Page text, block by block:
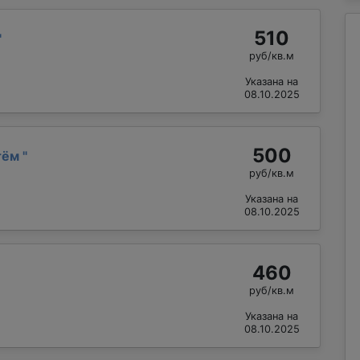
510
руб/кв.м
Указана на
08.10.2025
" 500
руб/кв.м
Указана на
08.10.2025
460
руб/кв.м
Указана на
08.10.2025